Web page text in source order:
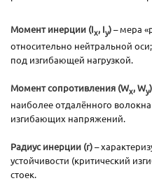
Момент инерции (Ix, Iy)– мера
относительно нейтральной
под изгибающей нагрузкой.
Момент сопротивления (Wx, Wy)
наиболее отдалённого волокна
изгибающих напряжений.
Радиус инерции (r)–
устойчивости (критический
стоек.